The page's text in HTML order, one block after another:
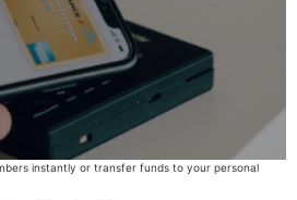
instantly or transfer funds to your personal